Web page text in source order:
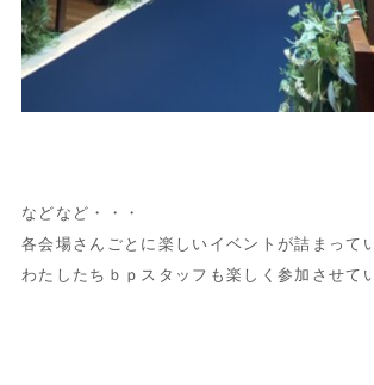
などなど・・・
各会場さんごとに楽しいイベントが詰まって
わたしたちｂｐスタッフも楽しく参加させて